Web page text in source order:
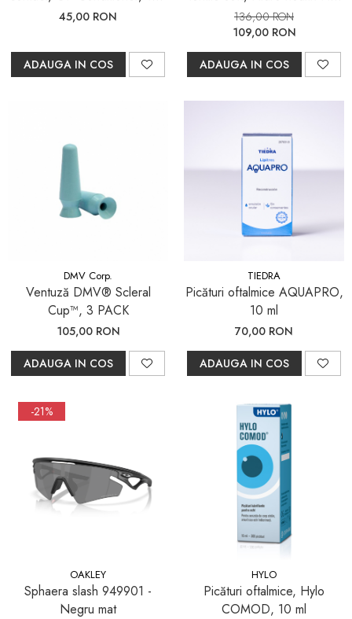
ml
45,00 RON
ADAUGA IN COS
360ml, Hidro Health HA 100
ml, Hidro Health DD 15 ml
136,00 RON
109,00 RON
ADAUGA IN COS
DMV Corp.
Ventuză DMV® Scleral
Cup™, 3 PACK
105,00 RON
ADAUGA IN COS
TIEDRA
Picături oftalmice AQUAPRO,
10 ml
70,00 RON
ADAUGA IN COS
-21%
OAKLEY
Sphaera slash 949901 -
Negru mat
HYLO
Picături oftalmice, Hylo
COMOD, 10 ml